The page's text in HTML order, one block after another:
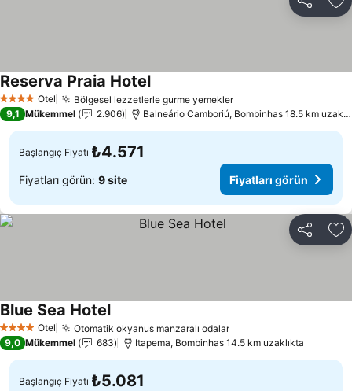
Paylaş
4 Yıldız Otel Bölgesel lezzetlerle gurme yemeklerFiyatları görün
Reserva Praia HotelFiyatları görün
9,1 Mükemmel 2.906 Balneário Camboriú, Bombinhas 18.5 km
Başlangıç Fiyatı ₺4.571
Fiyatları görün: 9 site Fiyatları görün
Paylaş
4 Yıldız Otel Otomatik okyanus manzaralı odalarFiyatları görün
Blue Sea HotelFiyatları görün
9,0 Mükemmel 683 Itapema, Bombinhas 14.5 km uzaklıkta
Başlangıç Fiyatı ₺5.081